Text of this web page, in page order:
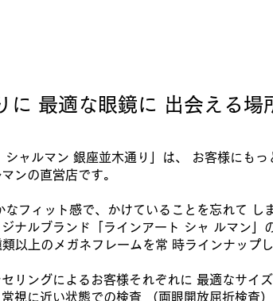
に 最適な眼鏡に 出会える場
シャルマン 銀座並木通り」は、 お客様にも
ンの直営店です。
なフィット感で、かけていることを忘れて し
ナルブランド「ラインアート シャ ルマン
以上のメガネフレームを常 時ラインナップし
リングによるお客様それぞれに 最適なサイ
視に近い状態での検査 （両眼開放屈折検査